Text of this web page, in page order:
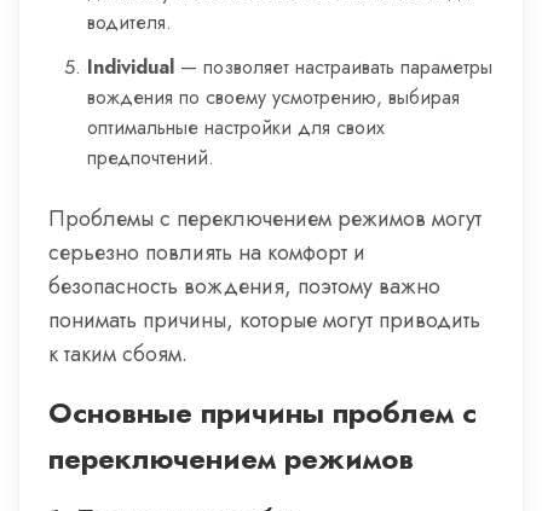
водителя.
Individual — позволяет настраивать параметры
вождения по своему усмотрению, выбирая
оптимальные настройки для своих
предпочтений.
Проблемы с переключением режимов могут
серьезно повлиять на комфорт и
безопасность вождения, поэтому важно
понимать причины, которые могут приводить
к таким сбоям.
Основные причины проблем с
переключением режимов